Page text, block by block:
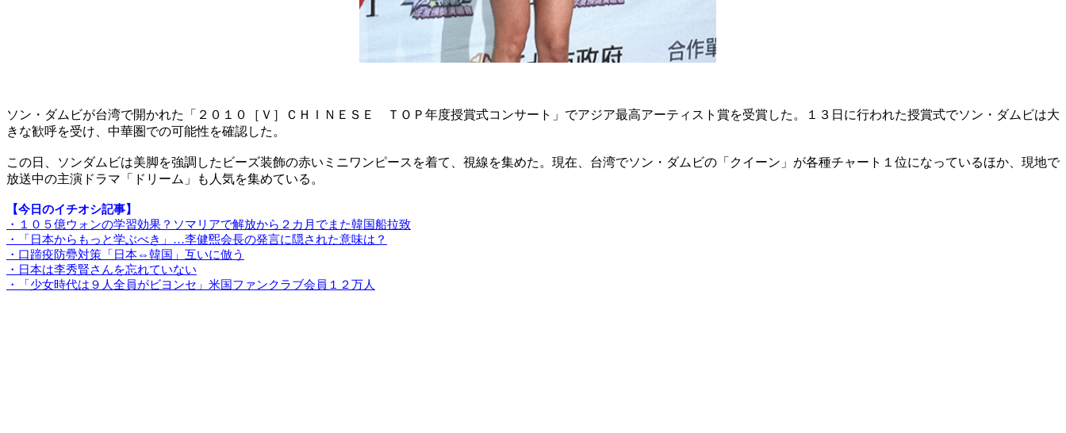
ソン・ダムビが台湾で開かれた「２０１０［Ｖ］ＣＨＩＮＥＳＥ ＴＯＰ年度授賞式コンサート」でアジア最高アーティスト賞を受賞した。１３日に行われた授賞式でソン・ダムビは大
きな歓呼を受け、中華圏での可能性を確認した。
この日、ソンダムビは美脚を強調したビーズ装飾の赤いミニワンピースを着て、視線を集めた。現在、台湾でソン・ダムビの「クイーン」が各種チャート１位になっているほか、現地で
放送中の主演ドラマ「ドリーム」も人気を集めている。
【今日のイチオシ記事】
・１０５億ウォンの学習効果？ソマリアで解放から２カ月でまた韓国船拉致
・「日本からもっと学ぶべき」…李健煕会長の発言に隠された意味は？
・口蹄疫防疉対策「日本⇔韓国」互いに倣う
・日本は李秀賢さんを忘れていない
・「少女時代は９人全員がビヨンセ」米国ファンクラブ会員１２万人